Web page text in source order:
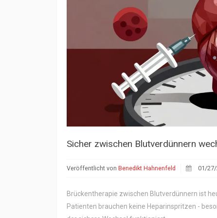
Sicher zwischen Blutverdünnern
Veröffentlicht von Benedikt Hahnenfeld 01/
Brückentherapie zwischen Blutverdünnern ist
Patienten brauchen keine Heparinspritzen -